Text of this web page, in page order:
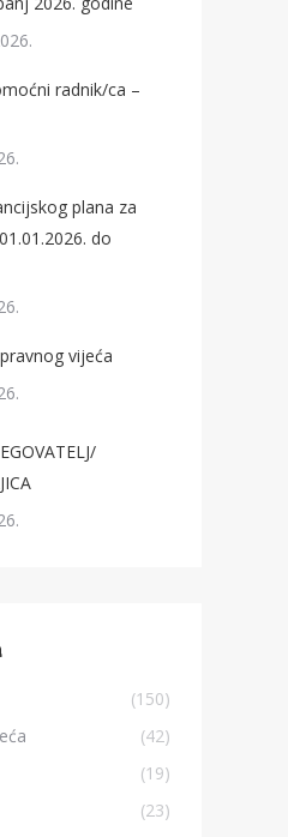
radnik/ca –
plana za
do
vijeća
(150)
(42)
(19)
(23)